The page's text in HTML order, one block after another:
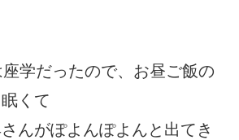
学だったので、お昼ご飯の
くて
んがぽよんぽよんと出てき